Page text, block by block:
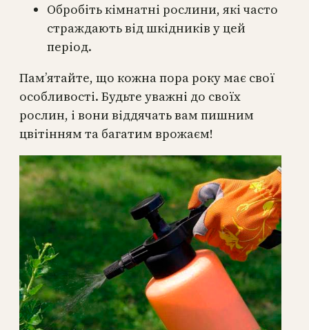
Обробіть кімнатні рослини, які часто
страждають від шкідників у цей
період.
Пам’ятайте, що кожна пора року має свої
особливості. Будьте уважні до своїх
рослин, і вони віддячать вам пишним
цвітінням та багатим врожаєм!